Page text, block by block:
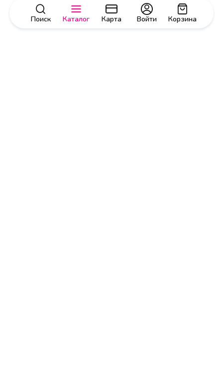
Поиск Каталог Карта Корзина
Войти